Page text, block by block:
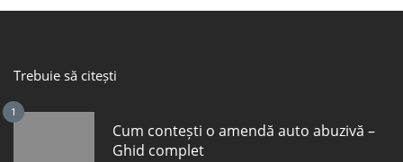
Trebuie să citești
1
Cum contești o amendă auto abuzivă –
Ghid complet